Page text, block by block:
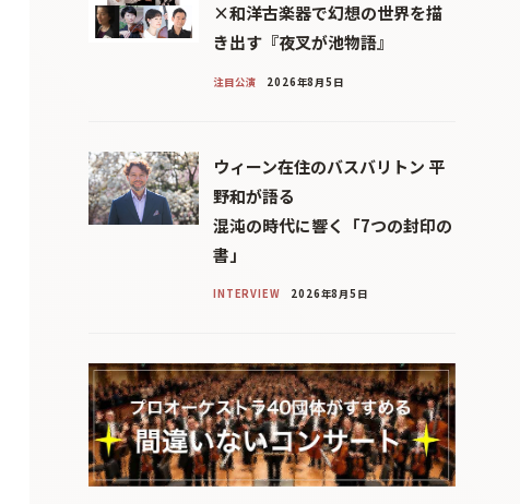
×和洋古楽器で幻想の世界を描
き出す『夜叉が池物語』
注目公演 2026年8月5日
ウィーン在住のバスバリトン 平
野和が語る
混沌の時代に響く「7つの封印の
書」
INTERVIEW 2026年8月5日